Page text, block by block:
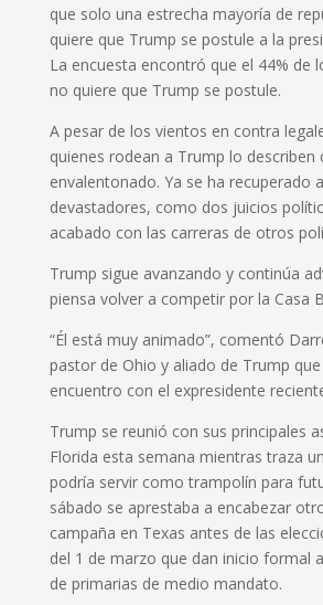
que solo una estrecha mayoría de
quiere que Trump se postule a la
La encuesta encontró que el 44% de
no quiere que Trump se postule.
A pesar de los vientos en contra
quienes rodean a Trump lo
envalentonado. Ya se ha recuperado
devastadores, como dos juicios
acabado con las carreras de otros
Trump sigue avanzando y continúa
piensa volver a competir por la Casa
“Él está muy animado”, comentó
pastor de Ohio y aliado de Trump
encuentro con el expresidente
Trump se reunió con sus principales
Florida esta semana mientras traza
podría servir como trampolín para
sábado se aprestaba a encabezar
campaña en Texas antes de las
del 1 de marzo que dan inicio formal
de primarias de medio mandato.